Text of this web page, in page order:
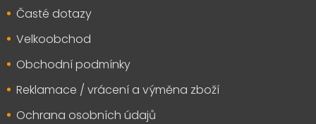
Časté dotazy
Velkoobchod
Obchodní podmínky
Reklamace / vrácení a výměna zboží
Ochrana osobních údajů